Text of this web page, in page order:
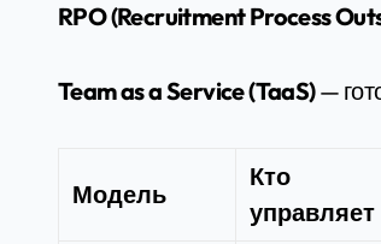
RPO (Recruitment Process
Team as a Service (TaaS)—
Модель
Кто
управляет